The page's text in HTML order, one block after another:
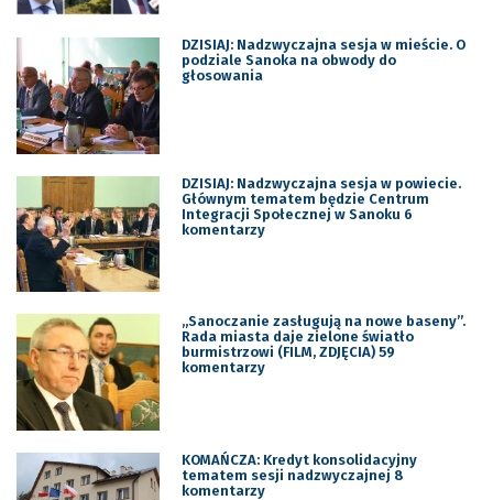
DZISIAJ: Nadzwyczajna sesja w mieście. O
podziale Sanoka na obwody do
głosowania
DZISIAJ: Nadzwyczajna sesja w powiecie.
Głównym tematem będzie Centrum
Integracji Społecznej w Sanoku 6
komentarzy
„Sanoczanie zasługują na nowe baseny”.
Rada miasta daje zielone światło
burmistrzowi (FILM, ZDJĘCIA) 59
komentarzy
KOMAŃCZA: Kredyt konsolidacyjny
tematem sesji nadzwyczajnej 8
komentarzy